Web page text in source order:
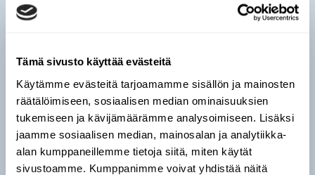
Tämä sivusto käyttää evästeitä
Käytämme evästeitä tarjoamamme sisällön ja mainosten
räätälöimiseen, sosiaalisen median ominaisuuksien
tukemiseen ja kävijämäärämme analysoimiseen. Lisäksi
jaamme sosiaalisen median, mainosalan ja analytiikka-
alan kumppaneillemme tietoja siitä, miten käytät
sivustoamme. Kumppanimme voivat yhdistää näitä
Sijoita hiiripöllönpönttö avoimelle paikalle noin
metsäaukeilla.
Muuta huomioitavaa:
Laita pöntön pohjalle viiden senttimetrin
kerros sahanpurua, lahopuuta tai kuivaa
turvetta.